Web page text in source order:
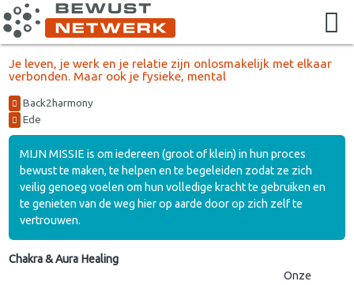
Je leven, je werk en je relatie zijn onlosmakelijk met elkaar
verbonden. Maar ook je fysieke, mental
Back2harmony
Ede
MIJN MISSIE is om iedereen (groot of klein) in hun proces
bewust te maken, te helpen en te begeleiden zodat ze zich
veilig genoeg voelen om hun volledige kracht te gebruiken en
te genieten van de weg hier op aarde door op zich zelf te
vertrouwen.
Chakra & Aura Healing
Onze